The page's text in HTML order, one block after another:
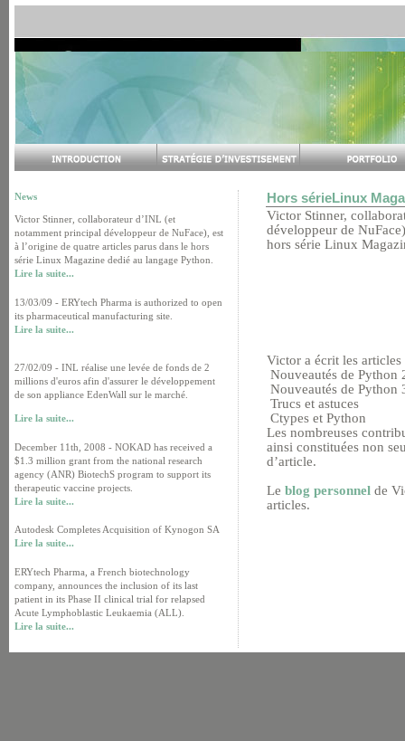
News
Victor Stinner, collaborateur d’INL (et
notamment principal développeur de NuFace), est
à l’origine de quatre articles parus dans le hors
série Linux Magazine dedié au langage Python.
Lire la suite...
13/03/09 - ERYtech Pharma is authorized to open
its pharmaceutical manufacturing site.
Lire la suite...
27/02/09 - INL réalise une levée de fonds de 2
millions d'euros afin d'assurer le développement
de son appliance EdenWall sur le marché.
Lire la suite...
December 11th, 2008 - NOKAD has received a
$1.3 million grant from the national research
agency (ANR) BiotechS program to support its
therapeutic vaccine projects.
Lire la suite...
Autodesk Completes Acquisition of Kynogon SA
Lire la suite...
ERYtech Pharma, a French biotechnology
company, announces the inclusion of its last
patient in its Phase II clinical trial for relapsed
Acute Lymphoblastic Leukaemia (ALL).
Lire la suite...
Hors sérieLinux
Victor Stinner,
développeur de
hors série Linux
Victor a écrit les
Nouveautés de Python
Nouveautés de Python
Trucs et astuces
Ctypes et Python
Les nombreuses
ainsi constituées non
d’article.
Le blog personnel de
articles.